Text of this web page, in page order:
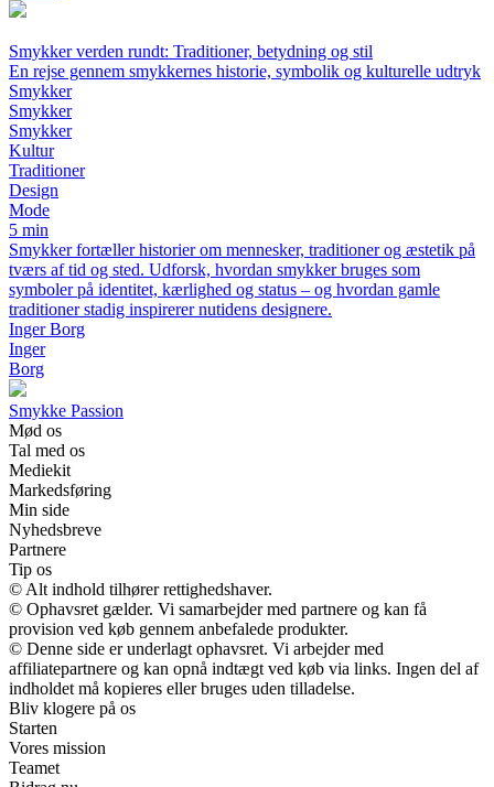
Smykker verden rundt: Traditioner, betydning og stil
En rejse gennem smykkernes historie, symbolik og kulturelle udtryk
Smykker
Smykker
Smykker
Kultur
Traditioner
Design
Mode
5 min
Smykker fortæller historier om mennesker, traditioner og æstetik på
tværs af tid og sted. Udforsk, hvordan smykker bruges som
symboler på identitet, kærlighed og status – og hvordan gamle
traditioner stadig inspirerer nutidens designere.
Inger Borg
Inger
Borg
Smykke Passion
Mød os
Tal med os
Mediekit
Markedsføring
Min side
Nyhedsbreve
Partnere
Tip os
© Alt indhold tilhører rettighedshaver.
© Ophavsret gælder. Vi samarbejder med partnere og kan få
provision ved køb gennem anbefalede produkter.
© Denne side er underlagt ophavsret. Vi arbejder med
affiliatepartnere og kan opnå indtægt ved køb via links. Ingen del af
indholdet må kopieres eller bruges uden tilladelse.
Bliv klogere på os
Starten
Vores mission
Teamet